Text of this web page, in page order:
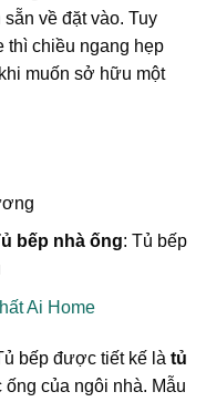
về đặt vào. Tuy
thì chiều ngang hẹp
muốn sở hữu một
bếp nhà ống: Tủ bếp
Ai Home
bếp được tiết kế là tủ
của ngôi nhà. Mẫu